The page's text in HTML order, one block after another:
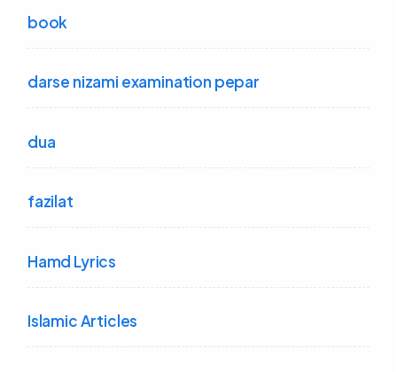
book
darse nizami examination pepar
dua
fazilat
Hamd Lyrics
Islamic Articles